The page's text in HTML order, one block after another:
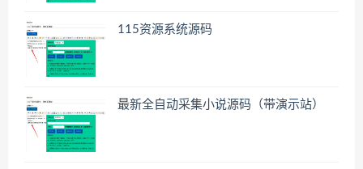
115资源系统源码
最新全自动采集小说源码（带演示站）